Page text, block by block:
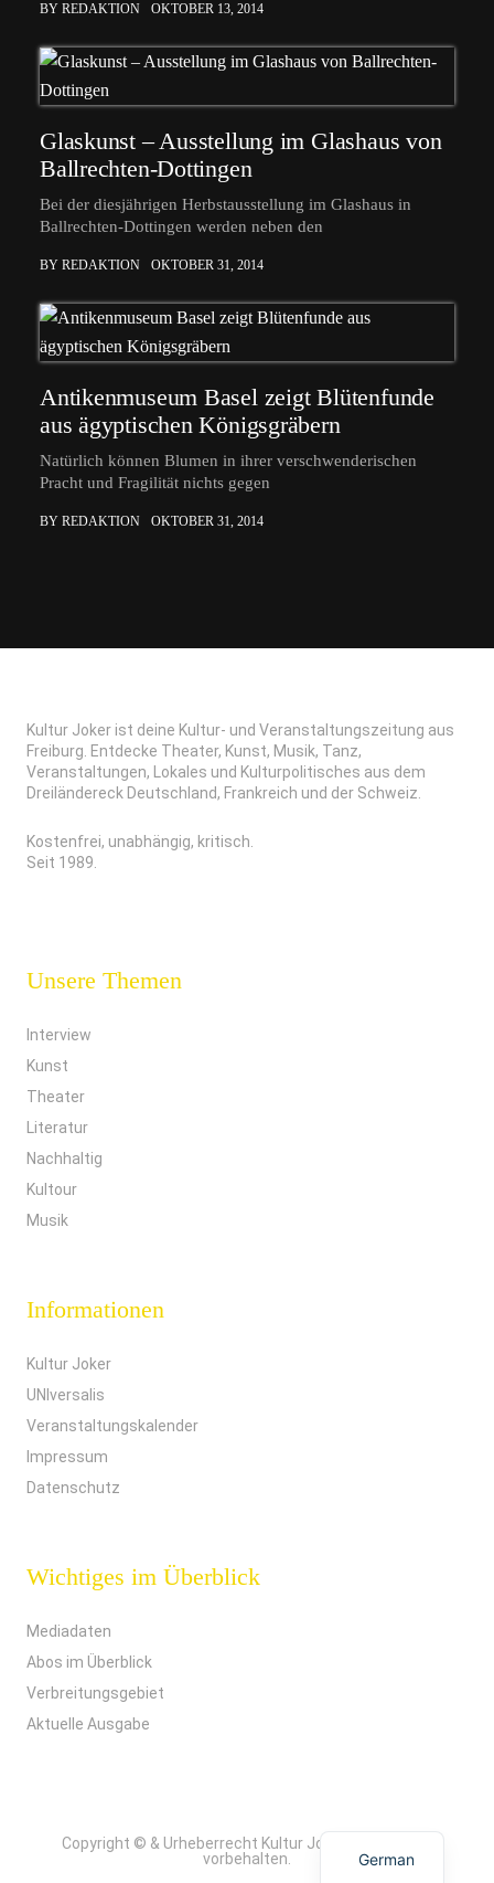
BY REDAKTION OKTOBER 13, 2014
Glaskunst – Ausstellung im Glashaus von
Ballrechten-Dottingen
Bei der diesjährigen Herbstausstellung im Glashaus in
Ballrechten-Dottingen werden neben den
BY REDAKTION OKTOBER 31, 2014
Antikenmuseum Basel zeigt Blütenfunde
aus ägyptischen Königsgräbern
Natürlich können Blumen in ihrer verschwenderischen
Pracht und Fragilität nichts gegen
BY REDAKTION OKTOBER 31, 2014
Kultur Joker ist deine Kultur- und Veranstaltungszeitung aus
Freiburg. Entdecke Theater, Kunst, Musik, Tanz,
Veranstaltungen, Lokales und Kulturpolitisches aus dem
Dreiländereck Deutschland, Frankreich und der Schweiz.
Kostenfrei, unabhängig, kritisch.
Seit 1989.
Unsere Themen
Interview
Kunst
Theater
Literatur
Nachhaltig
Kultour
Musik
Informationen
Kultur Joker
UNIversalis
Veranstaltungskalender
Impressum
Datenschutz
Wichtiges im Überblick
Mediadaten
Abos im Überblick
Verbreitungsgebiet
Aktuelle Ausgabe
Copyright © & Urheberrecht Kultur Joker. Alle Rechte
vorbehalten.
German